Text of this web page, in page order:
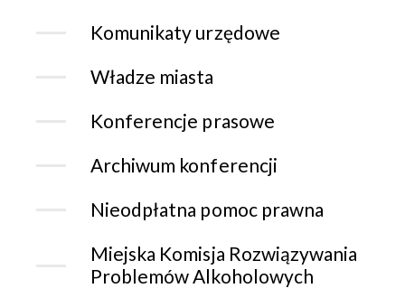
Komunikaty urzędowe
Władze miasta
Konferencje prasowe
Archiwum konferencji
Nieodpłatna pomoc prawna
Miejska Komisja Rozwiązywania
Problemów Alkoholowych